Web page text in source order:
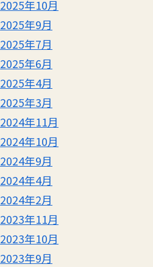
2025年10月
2025年9月
2025年7月
2025年6月
2025年4月
2025年3月
2024年11月
2024年10月
2024年9月
2024年4月
2024年2月
2023年11月
2023年10月
2023年9月